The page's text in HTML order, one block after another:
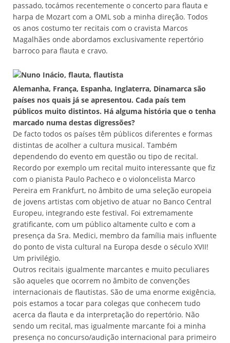
passado, tocámos recentemente o concerto para flauta e
harpa de Mozart com a OML sob a minha direção. Todos
os anos costumo ter recitais com o cravista Marcos
Magalhães onde abordamos exclusivamente repertório
barroco para flauta e cravo.
Alemanha, França, Espanha, Inglaterra, Dinamarca são
países nos quais já se apresentou. Cada país tem
públicos muito distintos. Há alguma história que o tenha
marcado numa destas digressões?
De facto todos os países têm públicos diferentes e formas
distintas de acolher a cultura musical. Também
dependendo do evento em questão ou tipo de recital.
Recordo por exemplo um recital muito interessante que fiz
com o pianista Paulo Pacheco e o violoncelista Marco
Pereira em Frankfurt, no âmbito de uma seleção europeia
de jovens artistas com objetivo de atuar no Banco Central
Europeu, integrando este festival. Foi extremamente
gratificante, com um público altamente culto e com a
presença da Sra. Medici, membro da família mais influente
do ponto de vista cultural na Europa desde o século XVII!
Um privilégio.
Outros recitais igualmente marcantes e muito peculiares
são aqueles que ocorrem no âmbito de convenções
internacionais de flautistas. São de uma enorme exigência,
pois estamos a tocar para colegas que conhecem tudo
acerca da flauta e da interpretação do repertório. Não
sendo um recital, mas igualmente marcante foi a minha
presença no concurso/audição internacional para primeiro